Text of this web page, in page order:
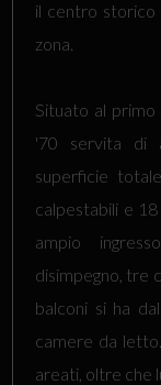
il centro storico
zona.
Situato al primo
'70 servita di
superficie
calpestabili e
ampio
disimpegno, tre
balconi si ha
camere da
areati, oltre che